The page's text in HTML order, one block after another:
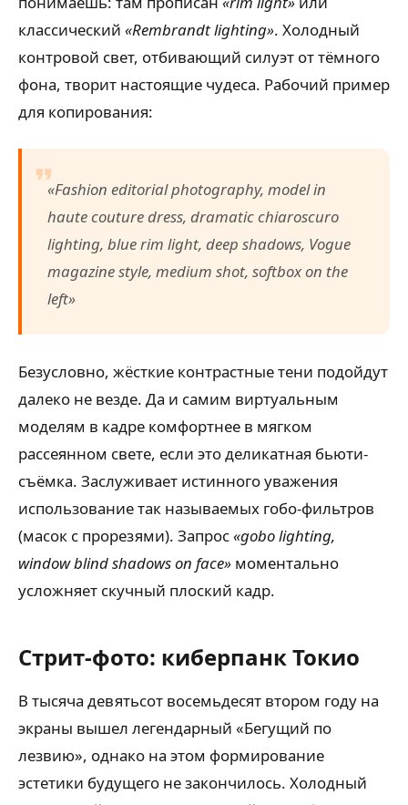
классический «Rembrandt lighting». Холодный
контровой свет, отбивающий силуэт от тёмного
фона, творит настоящие чудеса. Рабочий пример
для копирования:
«Fashion editorial photography, model in
haute couture dress, dramatic chiaroscuro
lighting, blue rim light, deep shadows, Vogue
magazine style, medium shot, softbox on the
left»
Безусловно, жёсткие контрастные тени подойдут
далеко не везде. Да и самим виртуальным
моделям в кадре комфортнее в мягком
рассеянном свете, если это деликатная бьюти-
съёмка. Заслуживает истинного уважения
использование так называемых гобо-фильтров
(масок с прорезями). Запрос«gobo lighting,
window blind shadows on face» моментально
усложняет скучный плоский кадр.
Стрит-фото: киберпанк Токио
В тысяча девятьсот восемьдесят втором году на
экраны вышел легендарный «Бегущий по
лезвию», однако на этом формирование
эстетики будущего не закончилось. Холодный